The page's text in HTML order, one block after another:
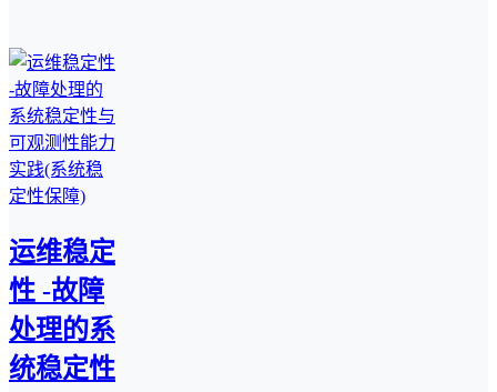
运维稳定
性 -故障
处理的系
统稳定性